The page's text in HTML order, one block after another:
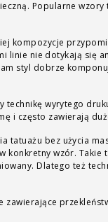
Popularne
kompozycje
linie nie dotykają się
styl dobrze
technikę wyrytego
i często zawierają
tatuażu bez użycia
konkretny wzór.
Dlatego też
zawierające